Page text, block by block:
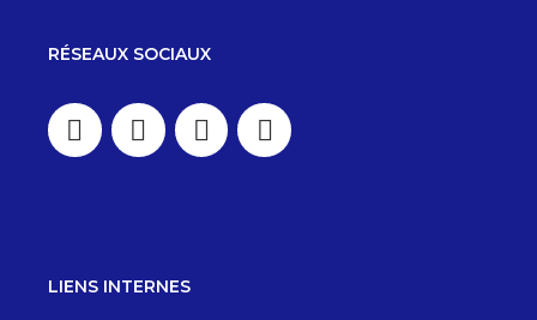
RÉSEAUX SOCIAUX
LIENS INTERNES